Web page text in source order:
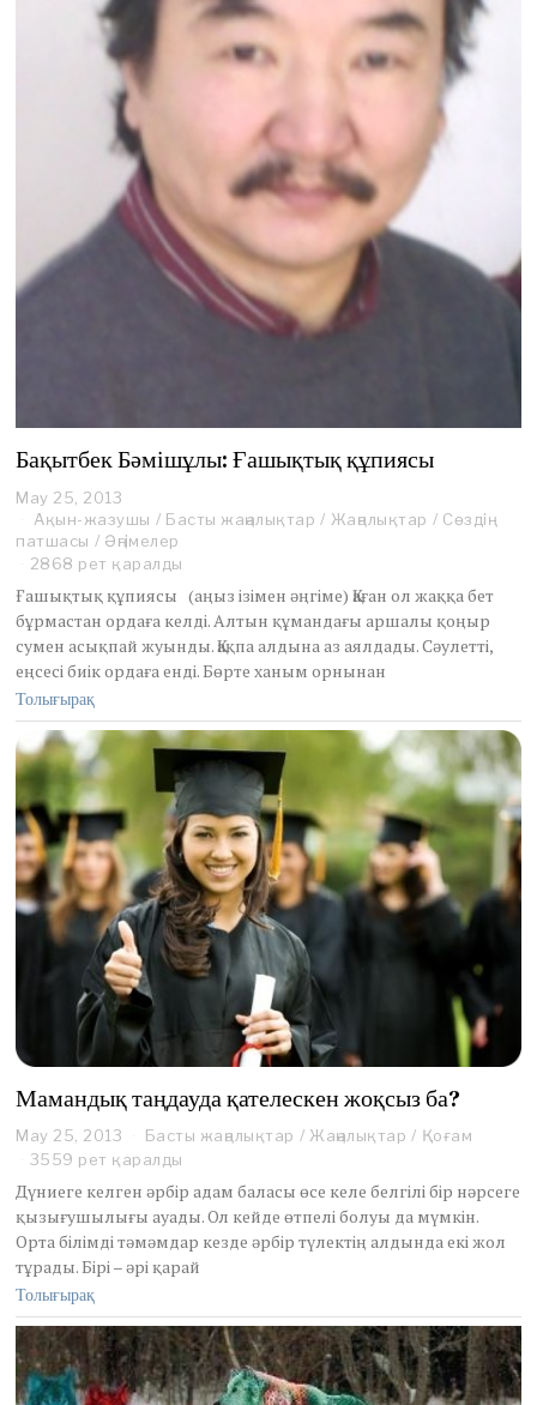
Бақытбек Бәмішұлы: Ғашықтық құпиясы
May 25, 2013
a
y
2
,
2
0
1
Ақын-жазушы / Басты жаңалықтар / Жаңалықтар / Сөздің
патшасы / Әңгімелер
2868 рет қаралды
Ғашықтық құпиясы (аңыз ізімен әңгіме) Қаған ол жаққа бет
бұрмастан ордаға келді. Алтын құмандағы аршалы қоңыр
сумен асықпай жуынды. Қақпа алдына аз аялдады. Сәулетті,
еңсесі биік ордаға енді. Бөрте ханым орнынан
Толығырақ
Мамандық таңдауда қателескен жоқсыз ба?
May 25, 2013
a
2
4
,
2
3
Басты жаңалықтар / Жаңалықтар / Қоғам
3559 рет қаралды
Дүниеге келген әрбір адам баласы өсе келе белгілі бір нәрсеге
қызығушылығы ауады. Ол кейде өтпелі болуы да мүмкін.
Орта білімді тәмәмдар кезде әрбір түлектің алдында екі жол
тұрады. Бірі – әрі қарай
Толығырақ